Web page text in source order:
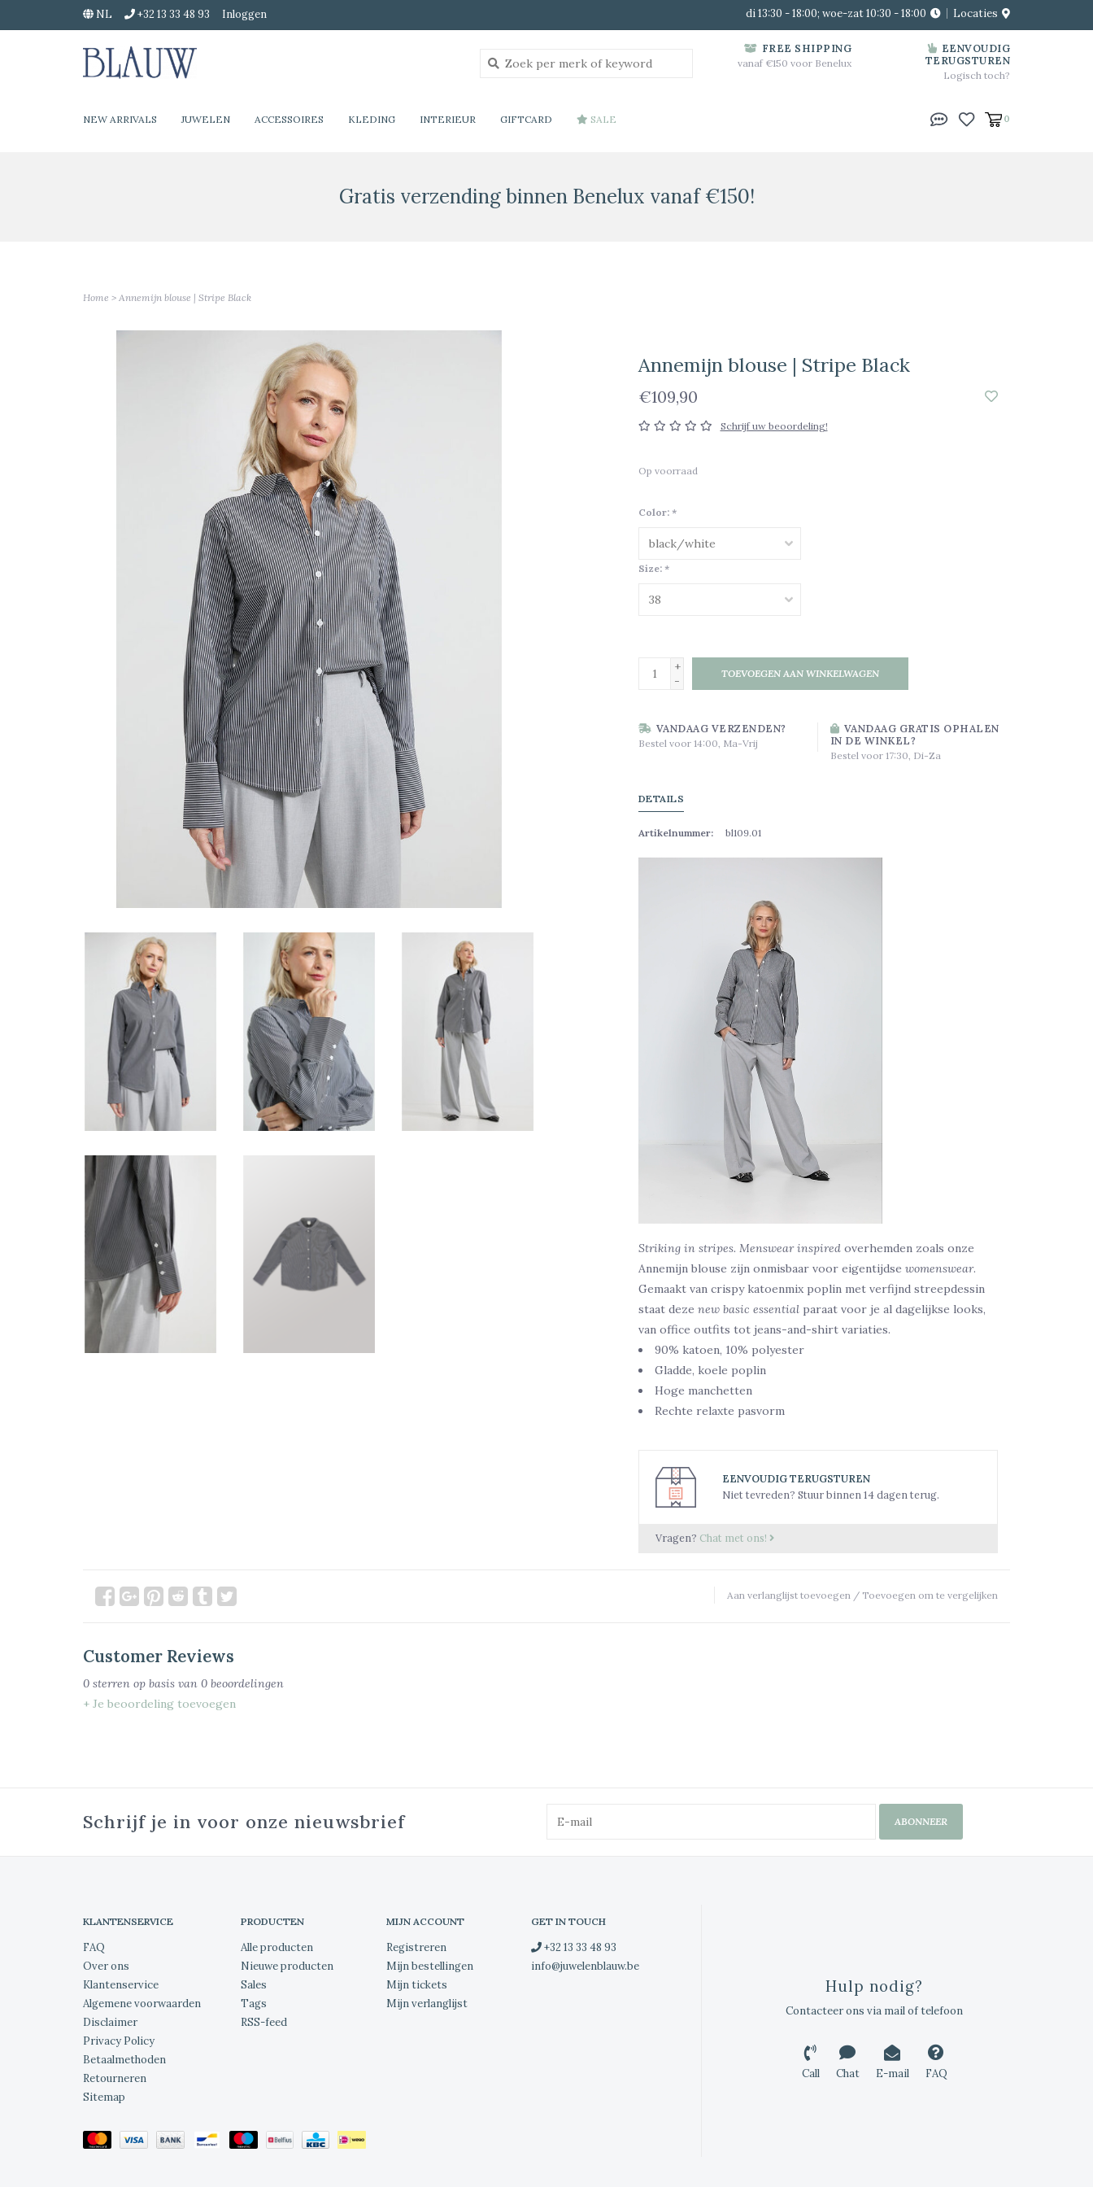
NL +32 13 33 48 93 Inloggen di 13:30 - 18:00; woe-zat 10:30 - 18:00 Locaties
FREE SHIPPING
vanaf €150 voor Benelux
EENVOUDIG
TERUGSTUREN
Logisch toch?
NEW ARRIVALS JUWELEN ACCESSOIRES KLEDING INTERIEUR GIFTCARD SALE 0
Gratis verzending binnen Benelux vanaf €150!
Home > Annemijn blouse | Stripe Black
Annemijn blouse | Stripe Black
€109,90
Schrijf uw beoordeling!
Op voorraad
Color: *
Size: *
+
-
TOEVOEGEN AAN WINKELWAGEN
VANDAAG VERZENDEN?
Bestel voor 14:00, Ma-Vrij
VANDAAG GRATIS OPHALEN
IN DE WINKEL?
Bestel voor 17:30, Di-Za
DETAILS
Artikelnummer: bl109.01
Striking in stripes. Menswear inspiredoverhemden zoals onze
Annemijn blouse zijn onmisbaar voor eigentijdse womenswear.
Gemaakt van crispy katoenmix poplin met verfijnd streepdessin
staat deze new basic essentialparaat voor je al dagelijkse looks,
van office outfits tot jeans-and-shirt variaties.
90% katoen, 10% polyester
Gladde, koele poplin
Hoge manchetten
Rechte relaxte pasvorm
EENVOUDIG TERUGSTUREN
Niet tevreden? Stuur binnen 14 dagen terug.
Vragen? Chat met ons!
Aan verlanglijst toevoegen / Toevoegen om te vergelijken
Customer Reviews
0 sterren op basis van 0 beoordelingen
+ Je beoordeling toevoegen
Schrijf je in voor onze nieuwsbrief ABONNEER
KLANTENSERVICE
FAQ
Over ons
Klantenservice
Algemene voorwaarden
Disclaimer
Privacy Policy
Betaalmethoden
Retourneren
Sitemap
PRODUCTEN
Alle producten
Nieuwe producten
Sales
Tags
RSS-feed
MIJN ACCOUNT
Registreren
Mijn bestellingen
Mijn tickets
Mijn verlanglijst
GET IN TOUCH
+32 13 33 48 93
info@juwelenblauw.be
Hulp nodig?
Contacteer ons via mail of telefoon
Call Chat E-mail FAQ